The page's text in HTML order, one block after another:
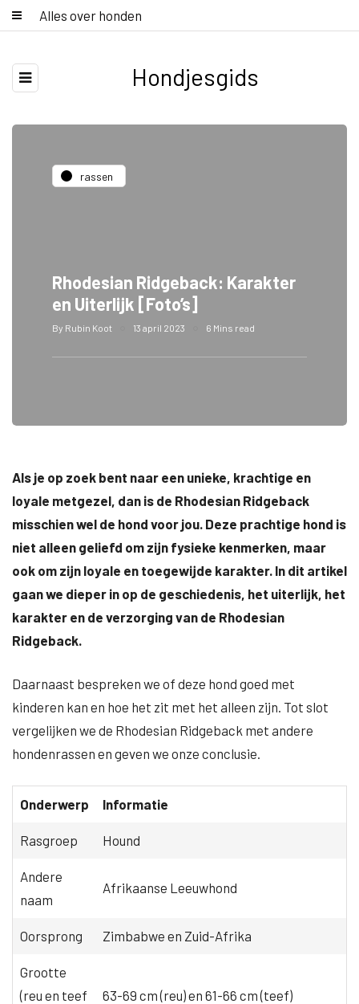
Alles over honden
Hondjesgids
rassen
Rhodesian Ridgeback: Karakter
en Uiterlijk [Foto’s]
By Rubin Koot 13 april 2023 6 Mins read
Als je op zoek bent naar een unieke, krachtige en
loyale metgezel, dan is de Rhodesian Ridgeback
misschien wel de hond voor jou. Deze prachtige hond is
niet alleen geliefd om zijn fysieke kenmerken, maar
ook om zijn loyale en toegewijde karakter. In dit artikel
gaan we dieper in op de geschiedenis, het uiterlijk, het
karakter en de verzorging van de Rhodesian
Ridgeback.
Daarnaast bespreken we of deze hond goed met
kinderen kan en hoe het zit met het alleen zijn. Tot slot
vergelijken we de Rhodesian Ridgeback met andere
hondenrassen en geven we onze conclusie.
Onderwerp Informatie
Rasgroep Hound
Andere
naam
Afrikaanse Leeuwhond
Oorsprong Zimbabwe en Zuid-Afrika
Grootte
(reu en teef
63-69 cm (reu) en 61-66 cm (teef)